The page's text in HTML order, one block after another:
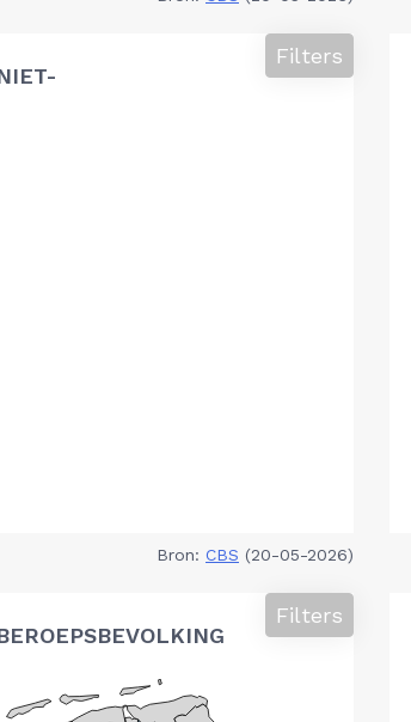
Filters
Bron: CBS (20-05-2026)
Filters